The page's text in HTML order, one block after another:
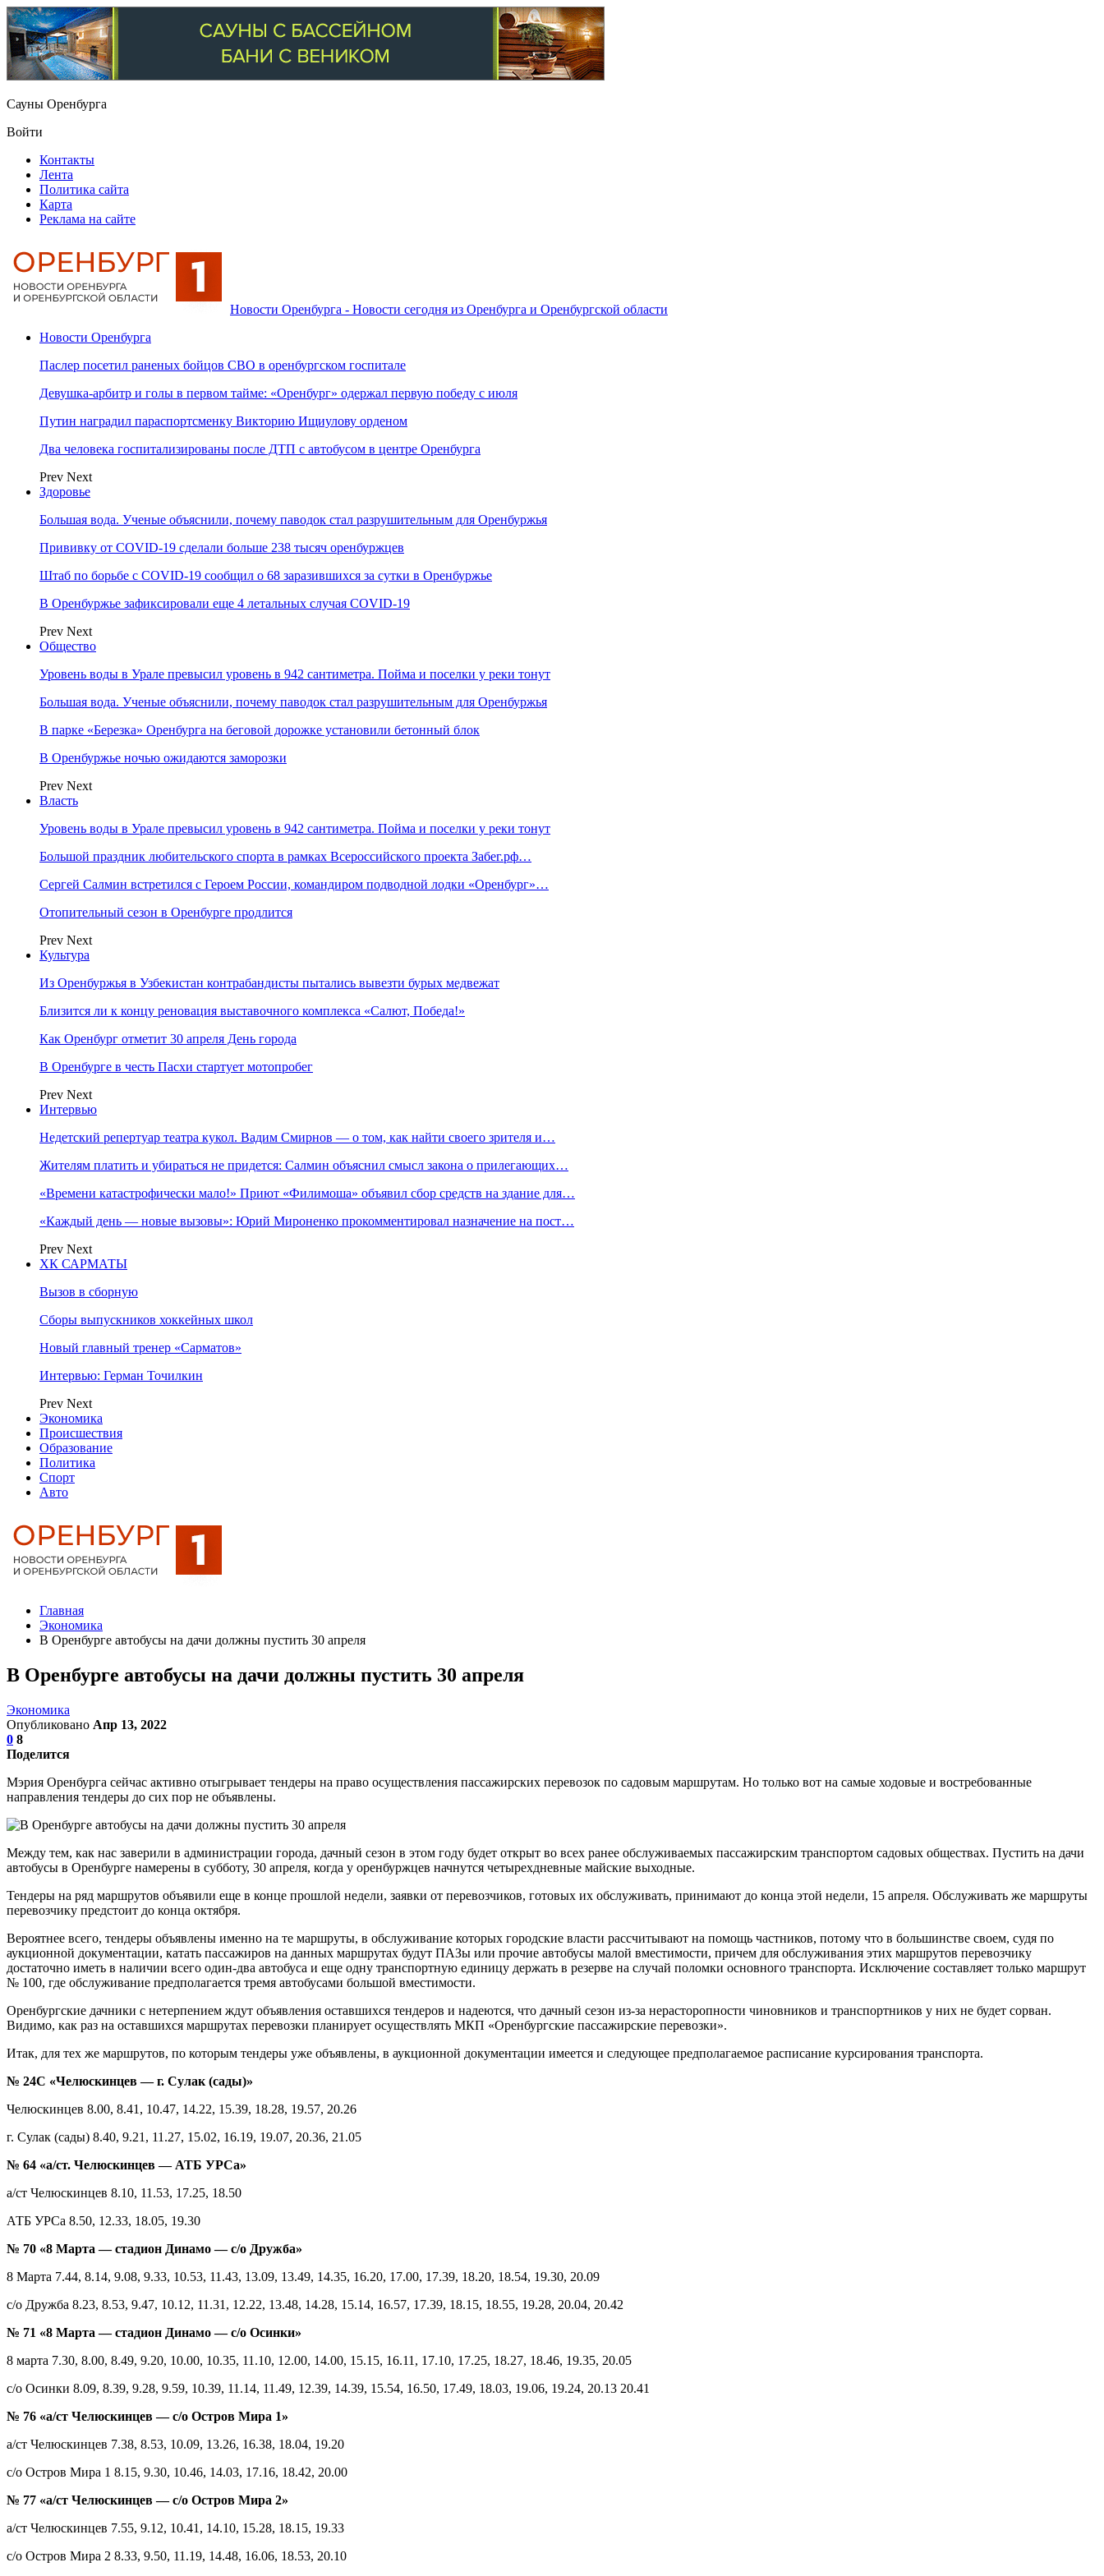
Сауны Оренбурга
Войти
Контакты
Лента
Политика сайта
Карта
Реклама на сайте
Новости Оренбурга - Новости сегодня из Оренбурга и Оренбургской области
Новости Оренбурга
Паслер посетил раненых бойцов СВО в оренбургском госпитале
Девушка-арбитр и голы в первом тайме: «Оренбург» одержал первую победу с июля
Путин наградил параспортсменку Викторию Ищиулову орденом
Два человека госпитализированы после ДТП с автобусом в центре Оренбурга
Prev Next
Здоровье
Большая вода. Ученые объяснили, почему паводок стал разрушительным для Оренбуржья
Прививку от COVID-19 сделали больше 238 тысяч оренбуржцев
Штаб по борьбе с СOVID-19 сообщил о 68 заразившихся за сутки в Оренбуржье
В Оренбуржье зафиксировали еще 4 летальных случая COVID-19
Prev Next
Общество
Уровень воды в Урале превысил уровень в 942 сантиметра. Пойма и поселки у реки тонут
Большая вода. Ученые объяснили, почему паводок стал разрушительным для Оренбуржья
В парке «Березка» Оренбурга на беговой дорожке установили бетонный блок
В Оренбуржье ночью ожидаются заморозки
Prev Next
Власть
Уровень воды в Урале превысил уровень в 942 сантиметра. Пойма и поселки у реки тонут
Большой праздник любительского спорта в рамках Всероссийского проекта Забег.рф…
Сергей Салмин встретился с Героем России, командиром подводной лодки «Оренбург»…
Отопительный сезон в Оренбурге продлится
Prev Next
Культура
Из Оренбуржья в Узбекистан контрабандисты пытались вывезти бурых медвежат
Близится ли к концу реновация выставочного комплекса «Салют, Победа!»
Как Оренбург отметит 30 апреля День города
В Оренбурге в честь Пасхи стартует мотопробег
Prev Next
Интервью
Недетский репертуар театра кукол. Вадим Смирнов — о том, как найти своего зрителя и…
Жителям платить и убираться не придется: Салмин объяснил смысл закона о прилегающих…
«Времени катастрофически мало!» Приют «Филимоша» объявил сбор средств на здание для…
«Каждый день — новые вызовы»: Юрий Мироненко прокомментировал назначение на пост…
Prev Next
ХК САРМАТЫ
Вызов в сборную
Сборы выпускников хоккейных школ
Новый главный тренер «Сарматов»
Интервью: Герман Точилкин
Prev Next
Экономика
Происшествия
Образование
Политика
Спорт
Авто
Главная
Экономика
В Оренбурге автобусы на дачи должны пустить 30 апреля
В Оренбурге автобусы на дачи должны пустить 30 апреля
Экономика
Опубликовано Апр 13, 2022
0 8
Поделится
Мэрия Оренбурга сейчас активно отыгрывает тендеры на право осуществления пассажирских перевозок по садовым маршрутам. Но только вот на самые ходовые и востребованные
направления тендеры до сих пор не объявлены.
Между тем, как нас заверили в администрации города, дачный сезон в этом году будет открыт во всех ранее обслуживаемых пассажирским транспортом садовых обществах. Пустить на дачи
автобусы в Оренбурге намерены в субботу, 30 апреля, когда у оренбуржцев начнутся четырехдневные майские выходные.
Тендеры на ряд маршрутов объявили еще в конце прошлой недели, заявки от перевозчиков, готовых их обслуживать, принимают до конца этой недели, 15 апреля. Обслуживать же маршруты
перевозчику предстоит до конца октября.
Вероятнее всего, тендеры объявлены именно на те маршруты, в обслуживание которых городские власти рассчитывают на помощь частников, потому что в большинстве своем, судя по
аукционной документации, катать пассажиров на данных маршрутах будут ПАЗы или прочие автобусы малой вместимости, причем для обслуживания этих маршрутов перевозчику
достаточно иметь в наличии всего один-два автобуса и еще одну транспортную единицу держать в резерве на случай поломки основного транспорта. Исключение составляет только маршрут
№ 100, где обслуживание предполагается тремя автобусами большой вместимости.
Оренбургские дачники с нетерпением ждут объявления оставшихся тендеров и надеются, что дачный сезон из-за нерасторопности чиновников и транспортников у них не будет сорван.
Видимо, как раз на оставшихся маршрутах перевозки планирует осуществлять МКП «Оренбургские пассажирские перевозки».
Итак, для тех же маршрутов, по которым тендеры уже объявлены, в аукционной документации имеется и следующее предполагаемое расписание курсирования транспорта.
№ 24С «Челюскинцев — г. Сулак (сады)»
Челюскинцев 8.00, 8.41, 10.47, 14.22, 15.39, 18.28, 19.57, 20.26
г. Сулак (сады) 8.40, 9.21, 11.27, 15.02, 16.19, 19.07, 20.36, 21.05
№ 64 «а/ст. Челюскинцев — АТБ УРСа»
а/ст Челюскинцев 8.10, 11.53, 17.25, 18.50
АТБ УРСа 8.50, 12.33, 18.05, 19.30
№ 70 «8 Марта — стадион Динамо — с/о Дружба»
8 Марта 7.44, 8.14, 9.08, 9.33, 10.53, 11.43, 13.09, 13.49, 14.35, 16.20, 17.00, 17.39, 18.20, 18.54, 19.30, 20.09
с/о Дружба 8.23, 8.53, 9.47, 10.12, 11.31, 12.22, 13.48, 14.28, 15.14, 16.57, 17.39, 18.15, 18.55, 19.28, 20.04, 20.42
№ 71 «8 Марта — стадион Динамо — с/о Осинки»
8 марта 7.30, 8.00, 8.49, 9.20, 10.00, 10.35, 11.10, 12.00, 14.00, 15.15, 16.11, 17.10, 17.25, 18.27, 18.46, 19.35, 20.05
с/о Осинки 8.09, 8.39, 9.28, 9.59, 10.39, 11.14, 11.49, 12.39, 14.39, 15.54, 16.50, 17.49, 18.03, 19.06, 19.24, 20.13 20.41
№ 76 «а/ст Челюскинцев — с/о Остров Мира 1»
а/ст Челюскинцев 7.38, 8.53, 10.09, 13.26, 16.38, 18.04, 19.20
с/о Остров Мира 1 8.15, 9.30, 10.46, 14.03, 17.16, 18.42, 20.00
№ 77 «а/ст Челюскинцев — с/о Остров Мира 2»
а/ст Челюскинцев 7.55, 9.12, 10.41, 14.10, 15.28, 18.15, 19.33
с/о Остров Мира 2 8.33, 9.50, 11.19, 14.48, 16.06, 18.53, 20.10